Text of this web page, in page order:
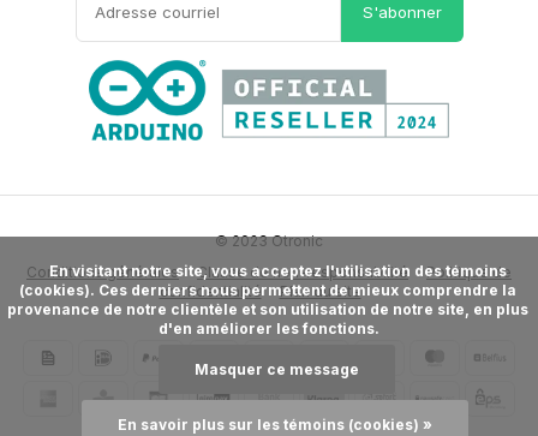
S'abonner
Conditions générales Clause de non-responsabilité
Politique de
confidentialité
Plan du site
© 2023 Otronic
      En visitant notre site, vous acceptez l'utilisation des témoins
(cookies). Ces derniers nous permettent de mieux comprendre la
provenance de notre clientèle et son utilisation de notre site, en plus
d'en améliorer les fonctions.
Masquer ce message
En savoir plus sur les témoins (cookies) »